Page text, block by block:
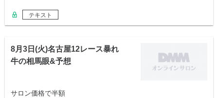
テキスト
8月3日(火)名古屋12レース暴れ
牛の相馬眼&予想
サロン価格で半額